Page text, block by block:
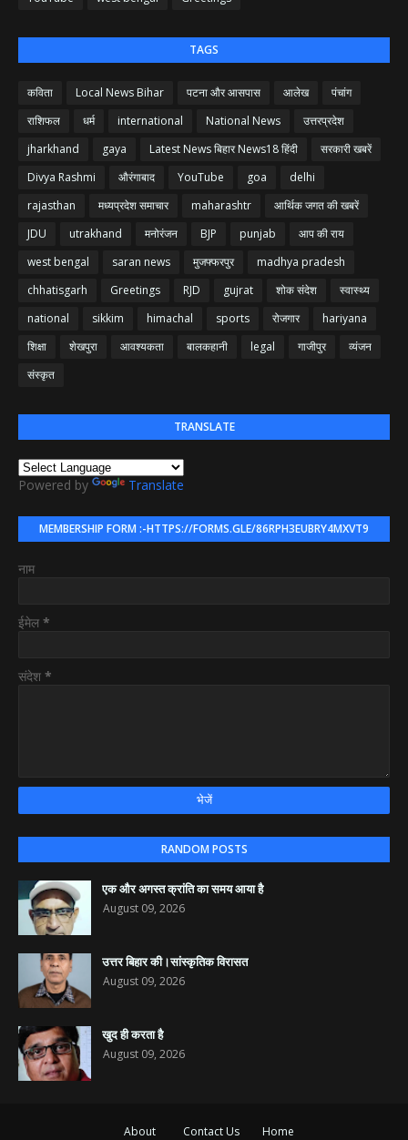
TAGS
कविता Local News Bihar पटना और आसपास आलेख
पंचांग
राशिफल
धर्म international National News
उत्तरप्रदेश
jharkhand
gaya Latest News बिहार News18 हिंदी
सरकारी खबरें
Divya Rashmi
औरंगाबाद YouTube goa
delhi
rajasthan
मध्यप्रदेश समाचार maharashtr
आर्थिक जगत की खबरें
JDU
utrakhand मनोरंजन BJP punjab
आप की राय
west bengal
saran news मुजफ्फरपुर
madhya pradesh
chhatisgarh
Greetings RJD gujrat शोक संदेश
स्वास्थ्य
national
sikkim himachal sports रोजगार
hariyana
शिक्षा
शेखपुरा आवश्यकता बालकहानी legal गाजीपुर
व्यंजन
संस्कृत
TRANSLATE
Powered by Translate
MEMBERSHIP FORM :-HTTPS://FORMS.GLE/86RPH3EUBRY4MXVT9
नाम
ईमेल *
संदेश *
RANDOM POSTS
एक और अगस्त क्रांति का समय आया है
August 09, 2026
उत्तर बिहार की।सांस्कृतिक विरासत
August 09, 2026
खुद ही करता है
August 09, 2026
About Contact Us Home